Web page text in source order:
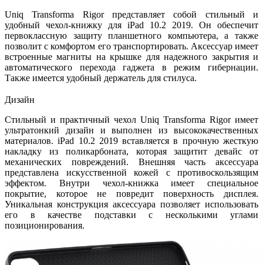
Uniq Transforma Rigor представляет собой стильный и
удобный чехол-книжку для iPad 10.2 2019. Он обеспечит
первоклассную защиту планшетного компьютера, а также
позволит с комфортом его транспортировать. Аксессуар имеет
встроенные магниты на крышке для надежного закрытия и
автоматического перехода гаджета в режим гибернации.
Также имеется удобный держатель для стилуса.
Дизайн
Стильный и практичный чехол Uniq Transforma Rigor имеет
ультратонкий дизайн и выполнен из высококачественных
материалов. iPad 10.2 2019 вставляется в прочную жесткую
накладку из поликарбоната, которая защитит девайс от
механических повреждений. Внешняя часть аксессуара
представлена искусственной кожей с противоскользящим
эффектом. Внутри чехол-книжка имеет специальное
покрытие, которое не повредит поверхность дисплея.
Уникальная конструкция аксессуара позволяет использовать
его в качестве подставки с несколькими углами
позиционирования.